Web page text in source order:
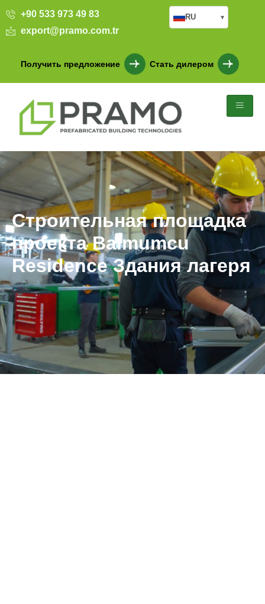
+90 533 973 49 83
export@pramo.com.tr
Получить предложение Стать дилером
RU ▾
Строительная площадка
проекта Balmumcu
Residence Здания лагеря